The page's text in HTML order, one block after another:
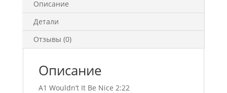
Описание
Детали
Отзывы (0)
Описание
A1 Wouldn’t It Be Nice 2:22